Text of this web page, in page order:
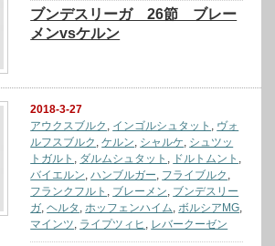
ブンデスリーガ 26節 ブレー
メンvsケルン
2018-3-27
アウクスブルク
インゴルシュタット
ヴォ
ルフスブルク ,ケルン シャルケ シュツッ
トガルト
ダルムシュタット ドルトムント
バイエルン ,ハンブルガー フライブルク
フランクフルト
ブレーメン ブンデスリー
ガ ,ヘルタ ホッフェンハイム ボルシアMG
マインツ ライプツィヒ レバークーゼン